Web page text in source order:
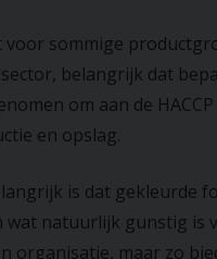
voor sommige
belangrijk dat
om aan de
en opslag.
is dat gekleurde
wat natuurlijk gunstig is
organisatie, maar zo